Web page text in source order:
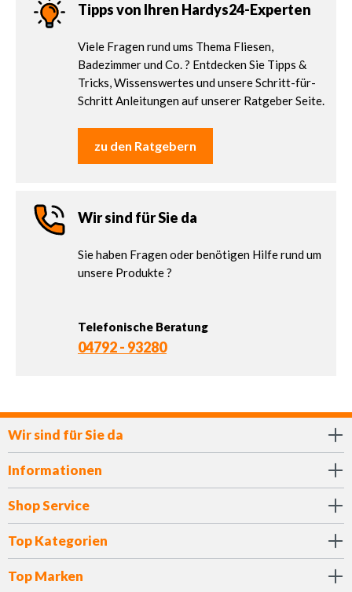
Tipps von Ihren Hardys24-Experten
Viele Fragen rund ums Thema Fliesen,
Badezimmer und Co. ? Entdecken Sie Tipps &
Tricks, Wissenswertes und unsere Schritt-für-
Schritt Anleitungen auf unserer Ratgeber Seite.
zu den Ratgebern
Wir sind für Sie da
Sie haben Fragen oder benötigen Hilfe rund um
unsere Produkte ?
Telefonische Beratung
04792 - 93280
Wir sind für Sie da
Informationen
Shop Service
Top Kategorien
Top Marken